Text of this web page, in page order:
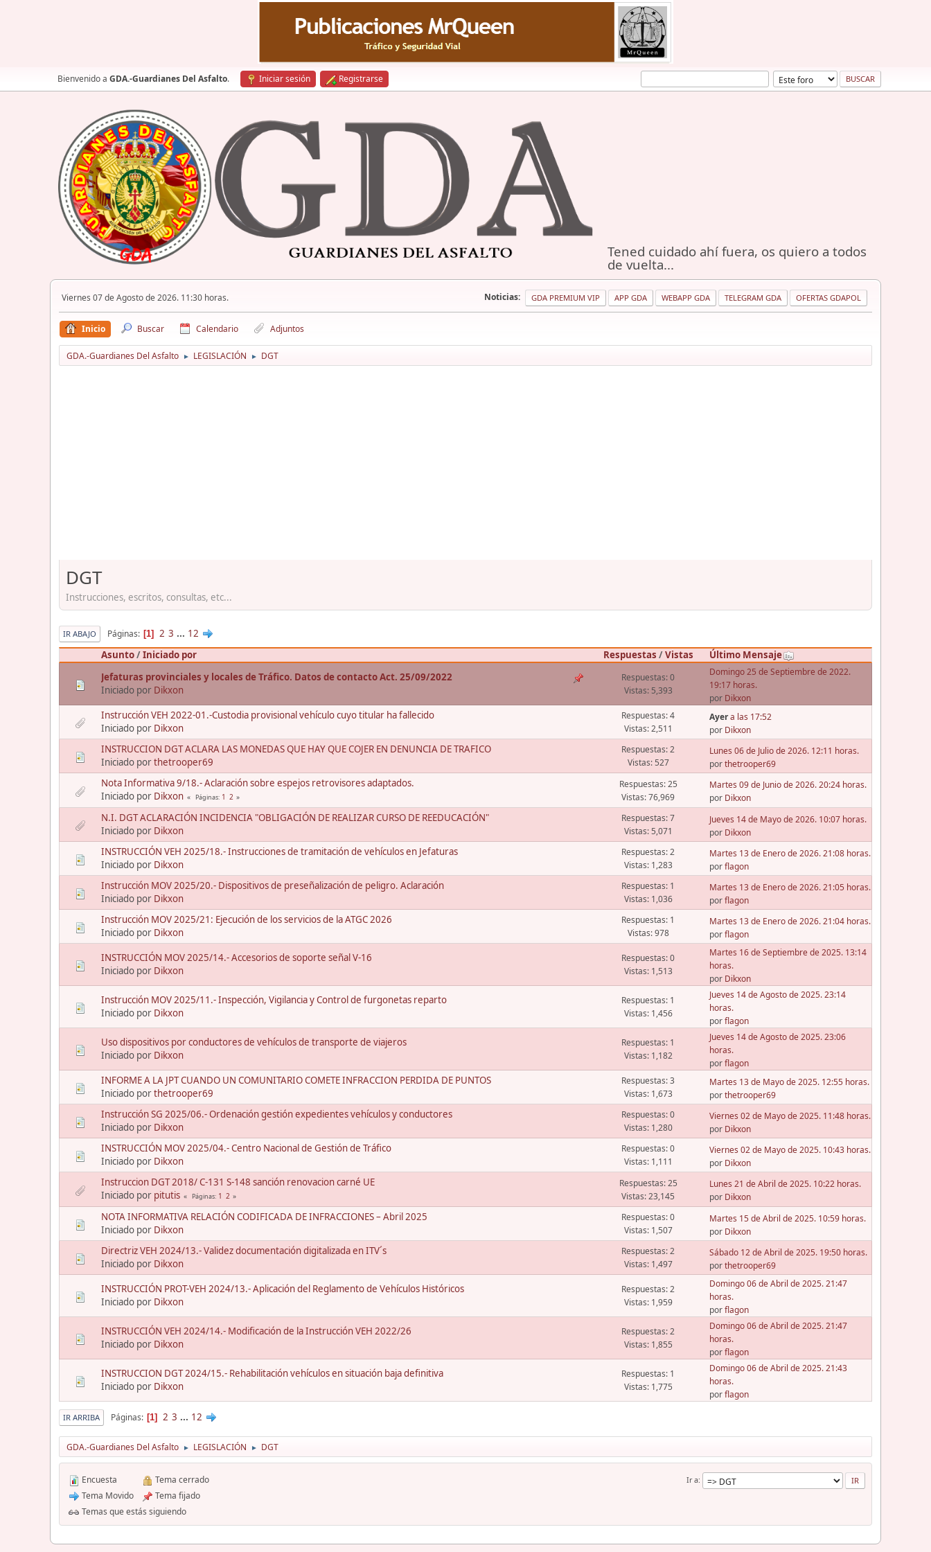
Bienvenido a GDA.-Guardianes Del Asfalto. Iniciar sesión Registrarse
Tened cuidado ahí fuera, os quiero a todos
de vuelta...
Viernes 07 de Agosto de 2026. 11:30 horas. Noticias: GDA PREMIUM VIP APP GDA WEBAPP GDA TELEGRAM GDA OFERTAS GDAPOL
Inicio Buscar Calendario Adjuntos
GDA.-Guardianes Del Asfalto ► LEGISLACIÓN ► DGT
DGT
Instrucciones, escritos, consultas, etc...
IR ABAJO Páginas 1 2 3 ... 12
Asunto/Iniciado por Respuestas /Vistas
Último Mensaje
Jefaturas provinciales y locales de Tráfico. Datos de contacto Act. 25/09/2022
Iniciado por Dikxon
Respuestas: 0
Vistas: 5,393
Domingo 25 de Septiembre de 2022.
19:17 horas.
por Dikxon
Instrucción VEH 2022-01.-Custodia provisional vehículo cuyo titular ha fallecido
Iniciado por Dikxon
Respuestas: 4
Vistas: 2,511
Ayera las 17:52
por Dikxon
INSTRUCCION DGT ACLARA LAS MONEDAS QUE HAY QUE COJER EN DENUNCIA DE TRAFICO
Iniciado porthetrooper69
Respuestas: 2
Vistas: 527
Lunes 06 de Julio de 2026. 12:11 horas.
porthetrooper69
Nota Informativa 9/18.- Aclaración sobre espejos retrovisores adaptados.
Iniciado por Dikxon Páginas 1 2
Respuestas: 25
Vistas: 76,969
Martes 09 de Junio de 2026. 20:24 horas.
por Dikxon
N.I. DGT ACLARACIÓN INCIDENCIA "OBLIGACIÓN DE REALIZAR CURSO DE REEDUCACIÓN"
Iniciado por Dikxon
Respuestas: 7
Vistas: 5,071
Jueves 14 de Mayo de 2026. 10:07 horas.
por Dikxon
INSTRUCCIÓN VEH 2025/18.- Instrucciones de tramitación de vehículos en Jefaturas
Iniciado por Dikxon
Respuestas: 2
Vistas: 1,283
Martes 13 de Enero de 2026. 21:08 horas.
porflagon
Instrucción MOV 2025/20.- Dispositivos de preseñalización de peligro. Aclaración
Iniciado por Dikxon
Respuestas: 1
Vistas: 1,036
Martes 13 de Enero de 2026. 21:05 horas.
porflagon
Instrucción MOV 2025/21: Ejecución de los servicios de la ATGC 2026
Iniciado por Dikxon
Respuestas: 1
Vistas: 978
Martes 13 de Enero de 2026. 21:04 horas.
porflagon
INSTRUCCIÓN MOV 2025/14.- Accesorios de soporte señal V-16
Iniciado por Dikxon
Respuestas: 0
Vistas: 1,513
Martes 16 de Septiembre de 2025. 13:14
horas.
por Dikxon
Instrucción MOV 2025/11.- Inspección, Vigilancia y Control de furgonetas reparto
Iniciado por Dikxon
Respuestas: 1
Vistas: 1,456
Jueves 14 de Agosto de 2025. 23:14
horas.
porflagon
Uso dispositivos por conductores de vehículos de transporte de viajeros
Iniciado por Dikxon
Respuestas: 1
Vistas: 1,182
Jueves 14 de Agosto de 2025. 23:06
horas.
porflagon
INFORME A LA JPT CUANDO UN COMUNITARIO COMETE INFRACCION PERDIDA DE PUNTOS
Iniciado porthetrooper69
Respuestas: 3
Vistas: 1,673
Martes 13 de Mayo de 2025. 12:55 horas.
porthetrooper69
Instrucción SG 2025/06.- Ordenación gestión expedientes vehículos y conductores
Iniciado por Dikxon
Respuestas: 0
Vistas: 1,280
Viernes 02 de Mayo de 2025. 11:48 horas.
por Dikxon
INSTRUCCIÓN MOV 2025/04.- Centro Nacional de Gestión de Tráfico
Iniciado por Dikxon
Respuestas: 0
Vistas: 1,111
Viernes 02 de Mayo de 2025. 10:43 horas.
por Dikxon
Instruccion DGT 2018/ C-131 S-148 sanción renovacion carné UE
Iniciado por pitutis Páginas 1 2
Respuestas: 25
Vistas: 23,145
Lunes 21 de Abril de 2025. 10:22 horas.
por Dikxon
NOTA INFORMATIVA RELACIÓN CODIFICADA DE INFRACCIONES – Abril 2025
Iniciado por Dikxon
Respuestas: 0
Vistas: 1,507
Martes 15 de Abril de 2025. 10:59 horas.
por Dikxon
Directriz VEH 2024/13.- Validez documentación digitalizada en ITV´s
Iniciado por Dikxon
Respuestas: 2
Vistas: 1,497
Sábado 12 de Abril de 2025. 19:50 horas.
porthetrooper69
INSTRUCCIÓN PROT-VEH 2024/13.- Aplicación del Reglamento de Vehículos Históricos
Iniciado por Dikxon
Respuestas: 2
Vistas: 1,959
Domingo 06 de Abril de 2025. 21:47
horas.
porflagon
INSTRUCCIÓN VEH 2024/14.- Modificación de la Instrucción VEH 2022/26
Iniciado por Dikxon
Respuestas: 2
Vistas: 1,855
Domingo 06 de Abril de 2025. 21:47
horas.
porflagon
INSTRUCCION DGT 2024/15.- Rehabilitación vehículos en situación baja definitiva
Iniciado por Dikxon
Respuestas: 1
Vistas: 1,775
Domingo 06 de Abril de 2025. 21:43
horas.
porflagon
IR ARRIBA Páginas 1 2 3 ... 12
GDA.-Guardianes Del Asfalto ► LEGISLACIÓN ► DGT
Ir a
Encuesta
Tema Movido
Tema cerrado
Tema fijado
Temas que estás siguiendo